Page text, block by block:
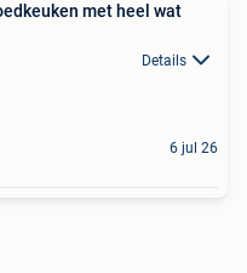
met heel wat
Details
6 jul 26